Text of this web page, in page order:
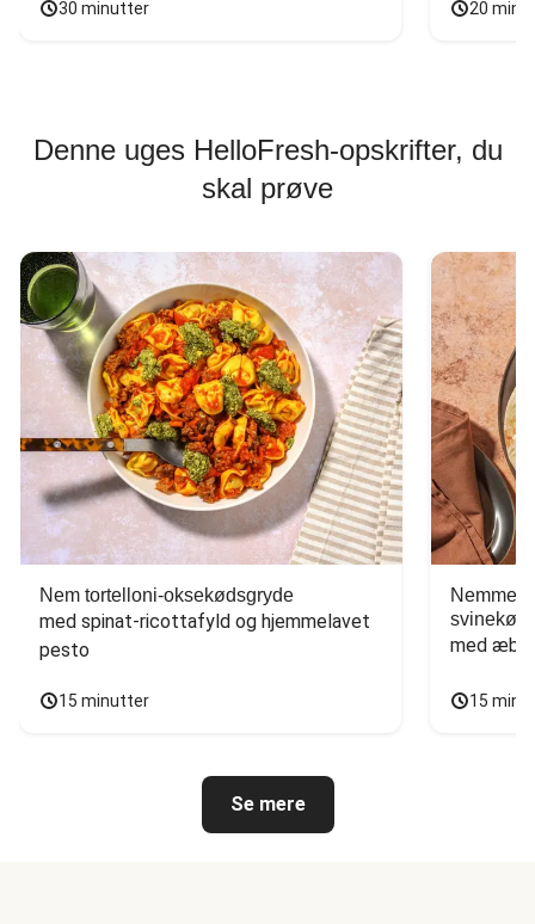
30 minutter 20
Denne uges HelloFresh-opskrifter, du
skal prøve
Nem tortelloni-oksekødsgryde
med spinat-ricottafyld og hjemmelavet
pesto
15 minutter
Nemme
svinekød
med
15
Se mere